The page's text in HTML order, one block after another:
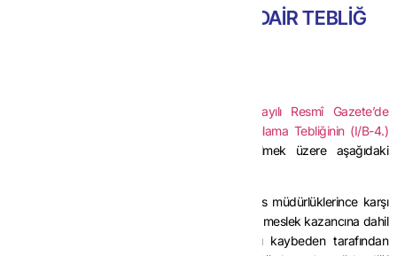
DEĞİŞİKLİK YAPILMASINA DAİR TEBLİĞ
26/4/2014 tarihli ve 28983 sayılı Resmî Gazete’de
yayımlanan Katma Değer Vergisi Genel Uygulama Tebliğinin (I/B-4.)
nün birinci paragrafından sonra gelmek üzere aşağıdaki
“Öte yandan, mahkemelerce veya icra ve iflas müdürlüklerince karşı
tarafa yükletilen, avukatlara ait olan ve serbest meslek kazancına dahil
edilmesi gereken vekalet ücretlerinin davayı kaybeden tarafından